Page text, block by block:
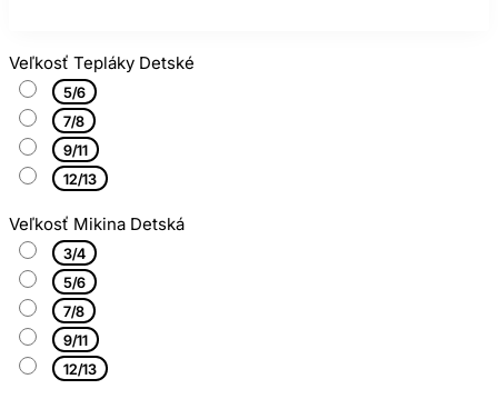
Veľkosť Tepláky Detské
5/6
7/8
9/11
12/13
Veľkosť Mikina Detská
3/4
5/6
7/8
9/11
12/13